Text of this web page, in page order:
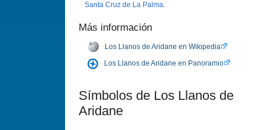
Santa Cruz de La Palma.
Más información
Los Llanos de Aridane en Wikipedia
Los Llanos de Aridane en Panoramio
Sí­mbolos de Los Llanos de
Aridane